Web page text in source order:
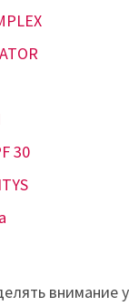
30
внимание